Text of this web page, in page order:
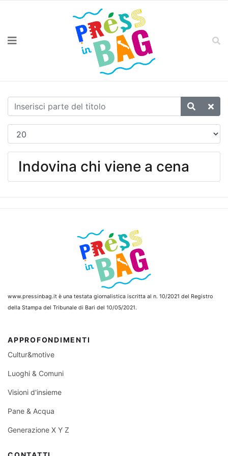
Indovina chi viene a cena
www.pressinbag.it è una testata giornalistica iscritta al n. 10/2021 del Registro
della Stampa del Tribunale di Bari del 10/05/2021.
APPROFONDIMENTI
Cultur&motive
Luoghi & Comuni
Visioni d'insieme
Pane & Acqua
Generazione X Y Z